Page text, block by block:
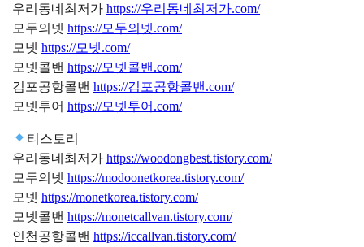
우리동네최저가https://우리동네최저가.com/
모두의넷https://모두의넷.com/
모넷https://모넷.com/
모넷콜밴https://모넷콜밴.com/
김포공항콜밴https://김포공항콜밴.com/
모넷투어https://모넷투어.com/
티스토리
우리동네최저가https://woodongbest.tistory.com/
모두의넷https://modoonetkorea.tistory.com/
모넷https://monetkorea.tistory.com/
모넷콜밴https://monetcallvan.tistory.com/
인천공항콜밴https://iccallvan.tistory.com/